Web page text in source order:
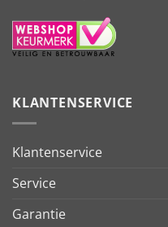
KLANTENSERVICE
Klantenservice
Service
Garantie